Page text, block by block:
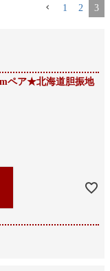
1 2 3
ペア★北海道胆振地